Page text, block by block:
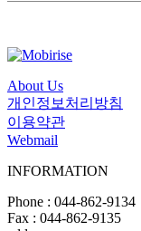
About Us
개인정보처리방침
이용약관
Webmail
INFORMATION
Phone : 044-862-9134
Fax : 044-862-9135